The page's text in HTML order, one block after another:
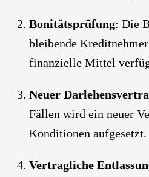
Boni­täts­prü­fung: Die
blei­ben­de
finan­zi­el­le Mit­tel
Neu­er
Fäl­len wird ein neu­er
Kon­di­tio­nen auf­ge­setzt.
Ver­trag­li­che